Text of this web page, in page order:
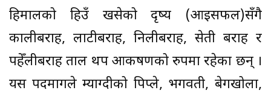
हिमालको हिउँ खसेको दृष्य (आइसफल)सँगै
कालीबराह, लाटीबराह, निलीबराह, सेती बराह र
पहेँलीबराह ताल थप आकर्षणको रुपमा रहेका छन् ।
यस पदमार्गले म्याग्दीको पिप्ले, भगवती, बेगखोला,